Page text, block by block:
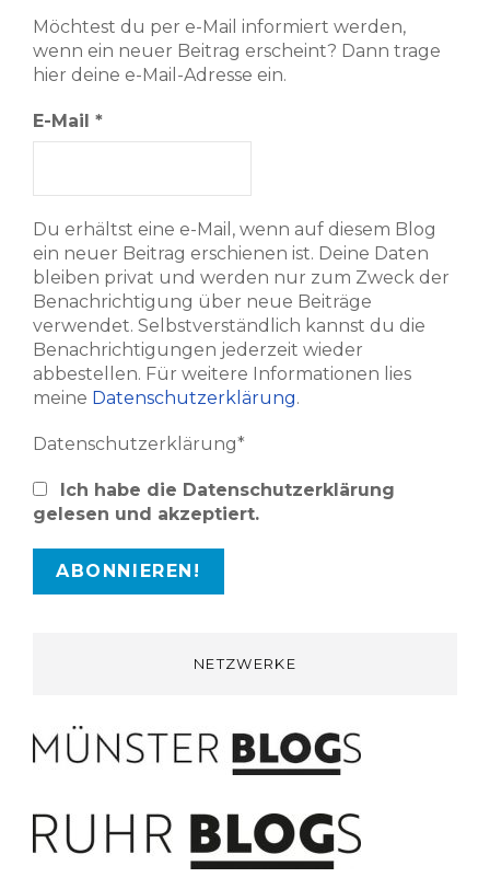
Möchtest du per e-Mail informiert werden,
wenn ein neuer Beitrag erscheint? Dann trage
hier deine e-Mail-Adresse ein.
E-Mail *
Du erhältst eine e-Mail, wenn auf diesem Blog
ein neuer Beitrag erschienen ist. Deine Daten
bleiben privat und werden nur zum Zweck der
Benachrichtigung über neue Beiträge
verwendet. Selbstverständlich kannst du die
Benachrichtigungen jederzeit wieder
abbestellen. Für weitere Informationen lies
meine Datenschutzerklärung.
Datenschutzerklärung*
Ich habe die Datenschutzerklärung
gelesen und akzeptiert.
NETZWERKE